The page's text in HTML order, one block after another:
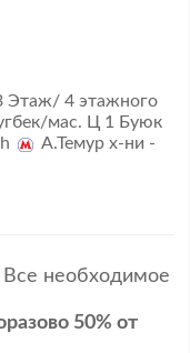
Этаж/ 4 этажного
мас. Ц 1 Буюк
А.Темур х-ни -
Все необходимое
50% от